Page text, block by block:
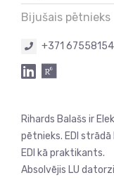
Bijušais pētnieks
+371 67558154
Rihards Balašs ir
pētnieks. EDI
EDI kā praktikants.
Absolvējis LU